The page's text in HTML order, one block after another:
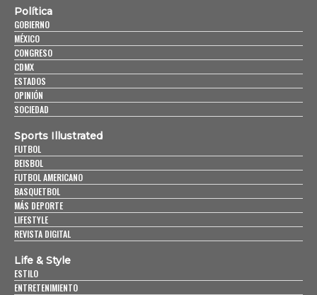
Política
GOBIERNO
MÉXICO
CONGRESO
CDMX
ESTADOS
OPINIÓN
SOCIEDAD
Sports Illustrated
FUTBOL
BEISBOL
FUTBOL AMERICANO
BASQUETBOL
MÁS DEPORTE
LIFESTYLE
REVISTA DIGITAL
Life & Style
ESTILO
ENTRETENIMIENTO